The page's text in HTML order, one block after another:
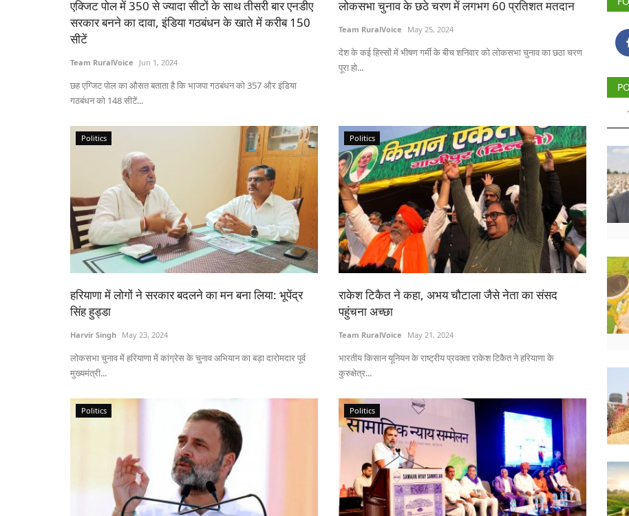
एक्जिट पोल में 350 से ज्यादा सीटों के साथ तीसरी बार एनडीए
सरकार बनने का दावा, इंडिया गठबंधन के खाते में करीब 150
सीटें
Team RuralVoice Jun 1, 2024
छह एग्जिट पोल का औसत बताता है कि भाजपा गठबंधन को 357 और इंडिया
गठबंधन को 148 सीटें...
लोकसभा चुनाव के छठे चरण में लगभग 60 प्रतिशत मतदान
Team RuralVoice May 25, 2024
देश के कई हिस्सों में भीषण गर्मी के बीच शनिवार को लोकसभा चुनाव का छठा चरण
पूरा हो...
Politics
हरियाणा में लोगों ने सरकार बदलने का मन बना लिया: भूपेंद्र
सिंह हुड्डा
Harvir Singh May 23, 2024
लोकसभा चुनाव में हरियाणा में कांग्रेस के चुनाव अभियान का बड़ा दारोमदार पूर्व
मुख्यमंत्री...
Politics
राकेश टिकैत ने कहा, अभय चौटाला जैसे नेता का संसद
पहुंचना अच्छा
Team RuralVoice May 21, 2024
भारतीय किसान यूनियन के राष्ट्रीय प्रवक्ता राकेश टिकैत ने हरियाणा के
कुरुक्षेत्र...
Politics Politics